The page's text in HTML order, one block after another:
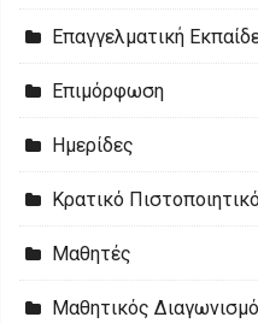
Επαγγελματική
Επιμόρφωση
Ημερίδες
Κρατικό
Μαθητές
Μαθητικός